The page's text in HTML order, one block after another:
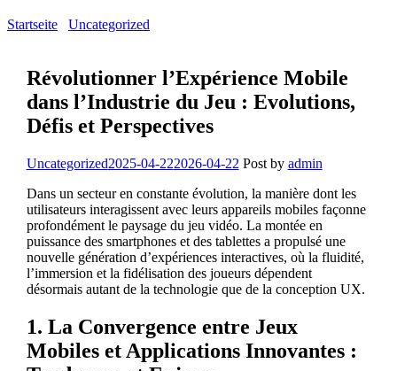
Startseite Uncategorized
Révolutionner l’Expérience Mobile
dans l’Industrie du Jeu : Evolutions,
Défis et Perspectives
Categories
Uncategorized2025-04-222026-04-22 Post by admin
Dans un secteur en constante évolution, la manière dont les
utilisateurs interagissent avec leurs appareils mobiles façonne
profondément le paysage du jeu vidéo. La montée en
puissance des smartphones et des tablettes a propulsé une
nouvelle génération d’expériences interactives, où la fluidité,
l’immersion et la fidélisation des joueurs dépendent
désormais autant de la technologie que de la conception UX.
1. La Convergence entre Jeux
Mobiles et Applications Innovantes :